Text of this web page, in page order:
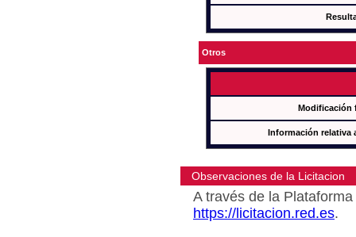
Otros
Modificación
Información relativa
Observaciones de la Licitacion
A través de la
https://licitacion.red.es.